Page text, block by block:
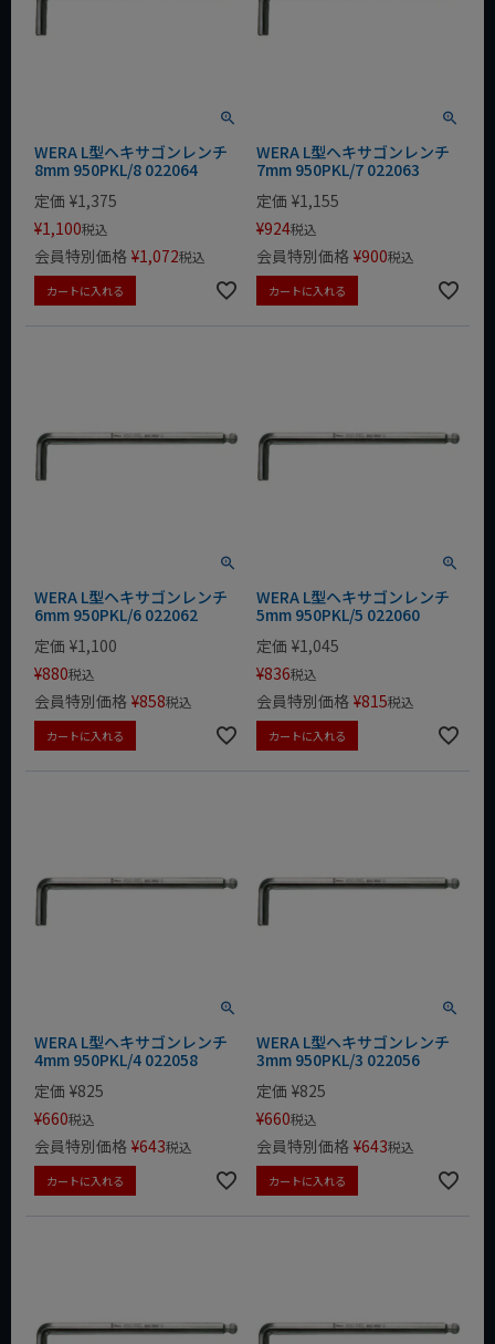
WERA L型ヘキサゴンレンチ
8mm 950PKL/8 022064
定価 ¥1,375
¥1,100税込
会員特別価格 ¥1,072税込
カートに入れる
WERA L型ヘキサゴンレンチ
7mm 950PKL/7 022063
定価 ¥1,155
¥924税込
会員特別価格 ¥900税込
カートに入れる
WERA L型ヘキサゴンレンチ
6mm 950PKL/6 022062
定価 ¥1,100
¥880税込
会員特別価格 ¥858税込
カートに入れる
WERA L型ヘキサゴンレンチ
5mm 950PKL/5 022060
定価 ¥1,045
¥836税込
会員特別価格 ¥815税込
カートに入れる
WERA L型ヘキサゴンレンチ
4mm 950PKL/4 022058
定価 ¥825
¥660税込
会員特別価格 ¥643税込
カートに入れる
WERA L型ヘキサゴンレンチ
3mm 950PKL/3 022056
定価 ¥825
¥660税込
会員特別価格 ¥643税込
カートに入れる